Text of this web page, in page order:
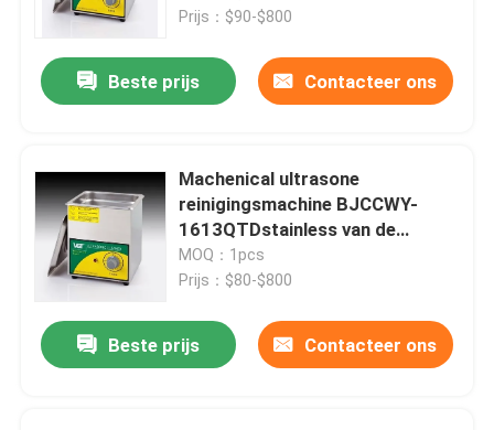
Prijs：$90-$800
Beste prijs Contacteer ons
Machenical ultrasone
reinigingsmachine BJCCWY-
1613QTDstainless van de
industrie ultrasone
reinigingsmachine
MOQ：1pcs
Prijs：$80-$800
Beste prijs Contacteer ons